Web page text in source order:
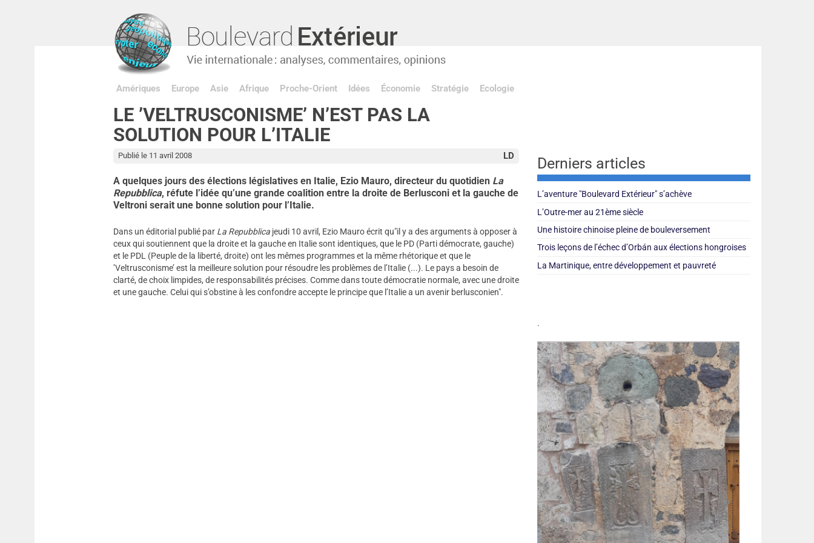
Amériques Europe Asie Afrique Proche-Orient Idées Économie Stratégie Ecologie
LE ’VELTRUSCONISME’ N’EST PAS LA
SOLUTION POUR L’ITALIE
LD
Publié le 11 avril 2008
A quelques jours des élections législatives en Italie, Ezio Mauro, directeur du quotidien La
Repubblica, réfute l’idée qu’une grande coalition entre la droite de Berlusconi et la gauche de
Veltroni serait une bonne solution pour l’Italie.
Dans un éditorial publié par La Repubblica jeudi 10 avril, Ezio Mauro écrit qu"il y a des arguments à opposer à
ceux qui soutiennent que la droite et la gauche en Italie sont identiques, que le PD (Parti démocrate, gauche)
et le PDL (Peuple de la liberté, droite) ont les mêmes programmes et la même rhétorique et que le
’Veltrusconisme’ est la meilleure solution pour résoudre les problèmes de l’Italie (...). Le pays a besoin de
clarté, de choix limpides, de responsabilités précises. Comme dans toute démocratie normale, avec une droite
et une gauche. Celui qui s’obstine à les confondre accepte le principe que l’Italie a un avenir berlusconien".
Derniers articles
L’aventure "Boulevard Extérieur" s’achève
L’Outre-mer au 21ème siècle
Une histoire chinoise pleine de bouleversement
Trois leçons de l’échec d’Orbán aux élections hongroises
La Martinique, entre développement et pauvreté
.